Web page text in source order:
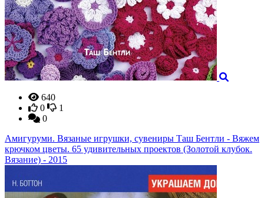
640
0
1
0
Амигуруми. Вязаные игрушки, сувениры Таш Бентли - Вяжем
крючком цветы. 65 удивительных проектов (Золотой клубок.
Вязание) - 2015